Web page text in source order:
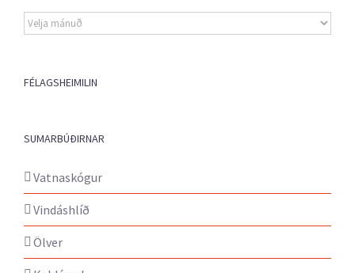
Eldri
fréttir
FÉLAGSHEIMILIN
SUMARBÚÐIRNAR
Vatnaskógur
Vindáshlíð
Ölver